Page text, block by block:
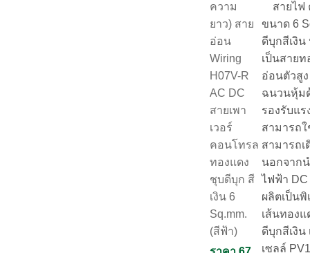
ความ
ยาว) สาย
อ่อน
Wiring
H07V-R
AC DC
สายเพา
เวอร์
คอนโทรล
ทองแดง
ชุบดีบุก สี
เงิน 6
Sq.mm.
(สีฟ้า)
สายไฟ
ขนาด 6
ดีบุกสีเงิ
เป็นสาย
อ่อนตัวสูง
ฉนวนหุ้ม
รองรับแ
สามารถ
สามารถ
นอกจาก
ไฟฟ้า DC
ผลิตเป็นพิ
เส้นทองแ
ดีบุกสีเงิน
เซลล์